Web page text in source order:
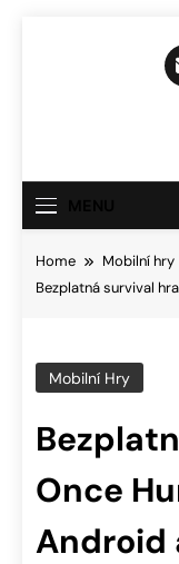
Home
Mobilní hry
Bezplatná survival
Mobilní Hry
Once
Android